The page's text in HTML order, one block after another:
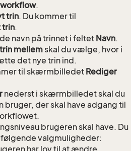
.
trin. Du kommer til
trin.
navn på trinnet i feltet Navn.
mellemskal du vælge, hvor i
det nye trin ind.
til skærmbilledetRediger
nederst i skærmbilledet skal du
bruger, der skal have adgang til
brugeren skal have. Du
valgmuligheder:
har lov til at ændre